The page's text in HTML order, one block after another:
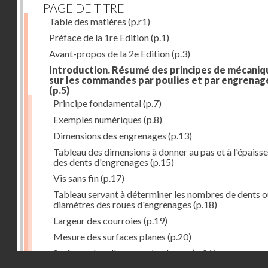
PAGE DE TITRE
Table des matières (p.r1)
Préface de la 1re Edition(p.1)
Avant-propos de la 2e Edition(p.3)
Introduction. Résumé des principes de
sur les commandes par poulies et par
(p.5)
Principe fondamental(p.7)
Exemples numériques (p.8)
Dimensions des engrenages (p.13)
Tableau des dimensions à donner au pas et à
des dents d'engrenages (p.15)
Vis sans fin(p.17)
Tableau servant à déterminer les nombres de dents
diamètres des roues d'engrenages (p.18)
Largeur des courroies (p.19)
Mesure des surfaces planes (p.20)
Surfaces dans l'espace et volumes(p.21)